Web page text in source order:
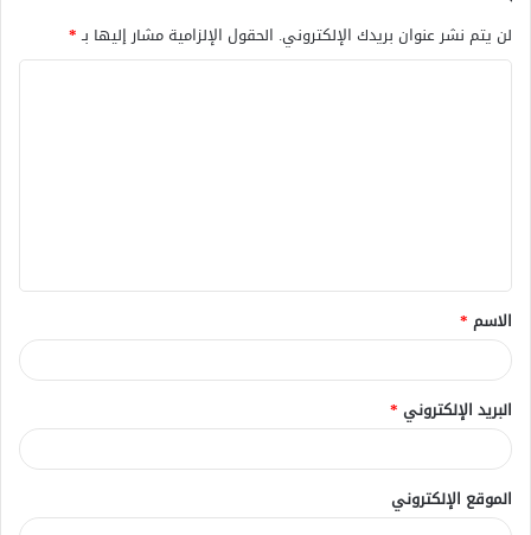
لن يتم نشر عنوان بريدك الإلكتروني. الحقول الإلزامية مشار إليها بـ*
ق
*
الاسم *
البريد الإلكتروني *
الموقع الإلكتروني